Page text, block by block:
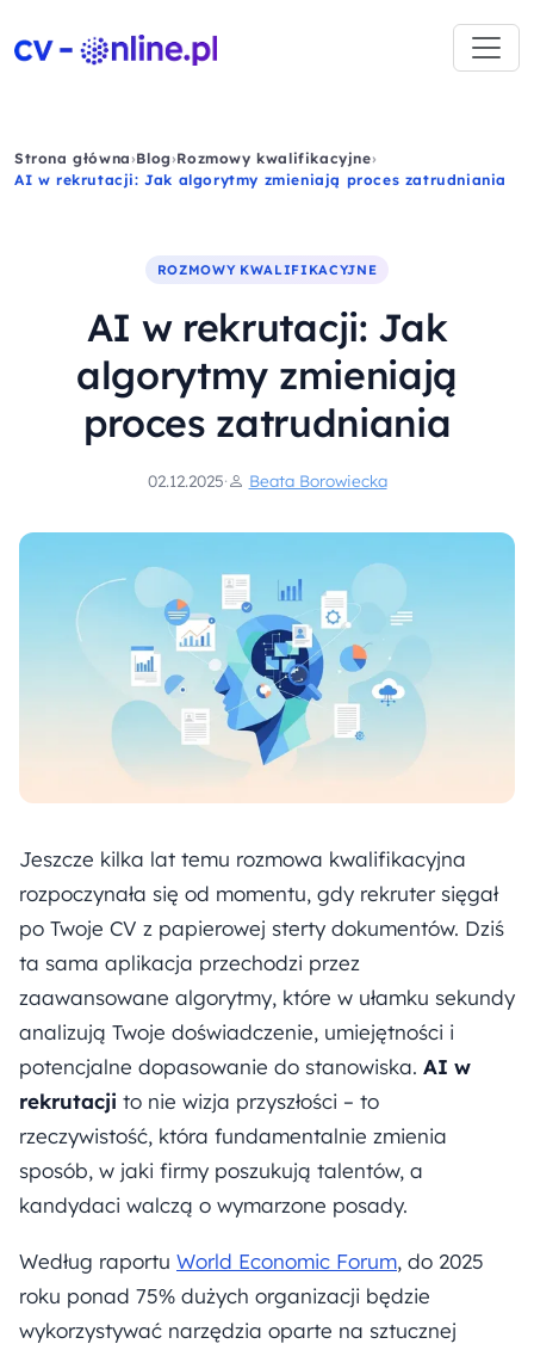
Strona główna›Blog›Rozmowy kwalifikacyjne›
AI w rekrutacji: Jak algorytmy zmieniają proces zatrudniania
ROZMOWY KWALIFIKACYJNE
AI w rekrutacji: Jak
algorytmy zmieniają
proces zatrudniania
02.12.2025· Beata Borowiecka
Jeszcze kilka lat temu rozmowa kwalifikacyjna
rozpoczynała się od momentu, gdy rekruter sięgał
po Twoje CV z papierowej sterty dokumentów. Dziś
ta sama aplikacja przechodzi przez
zaawansowane algorytmy, które w ułamku sekundy
analizują Twoje doświadczenie, umiejętności i
potencjalne dopasowanie do stanowiska. AI w
rekrutacji to nie wizja przyszłości – to
rzeczywistość, która fundamentalnie zmienia
sposób, w jaki firmy poszukują talentów, a
kandydaci walczą o wymarzone posady.
Według raportu World Economic Forum, do 2025
roku ponad 75% dużych organizacji będzie
wykorzystywać narzędzia oparte na sztucznej